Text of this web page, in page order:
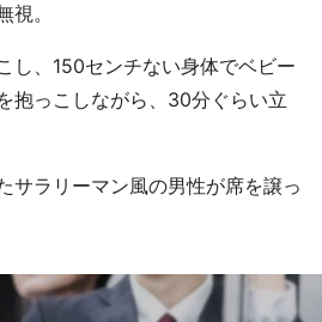
。
し、150センチない身体でベビー
抱っこしながら、30分ぐらい立
サラリーマン風の男性が席を譲っ